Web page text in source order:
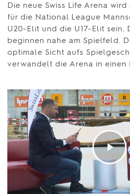
Die neue Swiss Life Arena
für die Na­tio­nal Le­ague
U20-Elit und die U17-Elit sein.
beginnen nahe am Spielfeld.
optimale Sicht aufs
verwandelt die Arena in einen